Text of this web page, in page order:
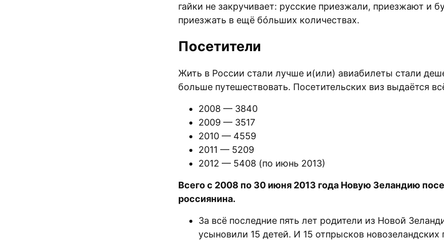
гайки не закручивает: русские приезжали, приезжают и
приезжать в ещё бóльших количествах.
Посетители
Жить в России стали лучше и(или) авиабилеты стали
больше путешествовать. Посетительских виз выдаётся
2008 — 3840
2009 — 3517
2010 — 4559
2011 — 5209
2012 — 5408 (по июнь 2013)
Всего с 2008 по 30 июня 2013 года Новую Зеландию
россиянина.
За всё последние пять лет родители из Новой
усыновили 15 детей. И 15 отпрысков новозеландских